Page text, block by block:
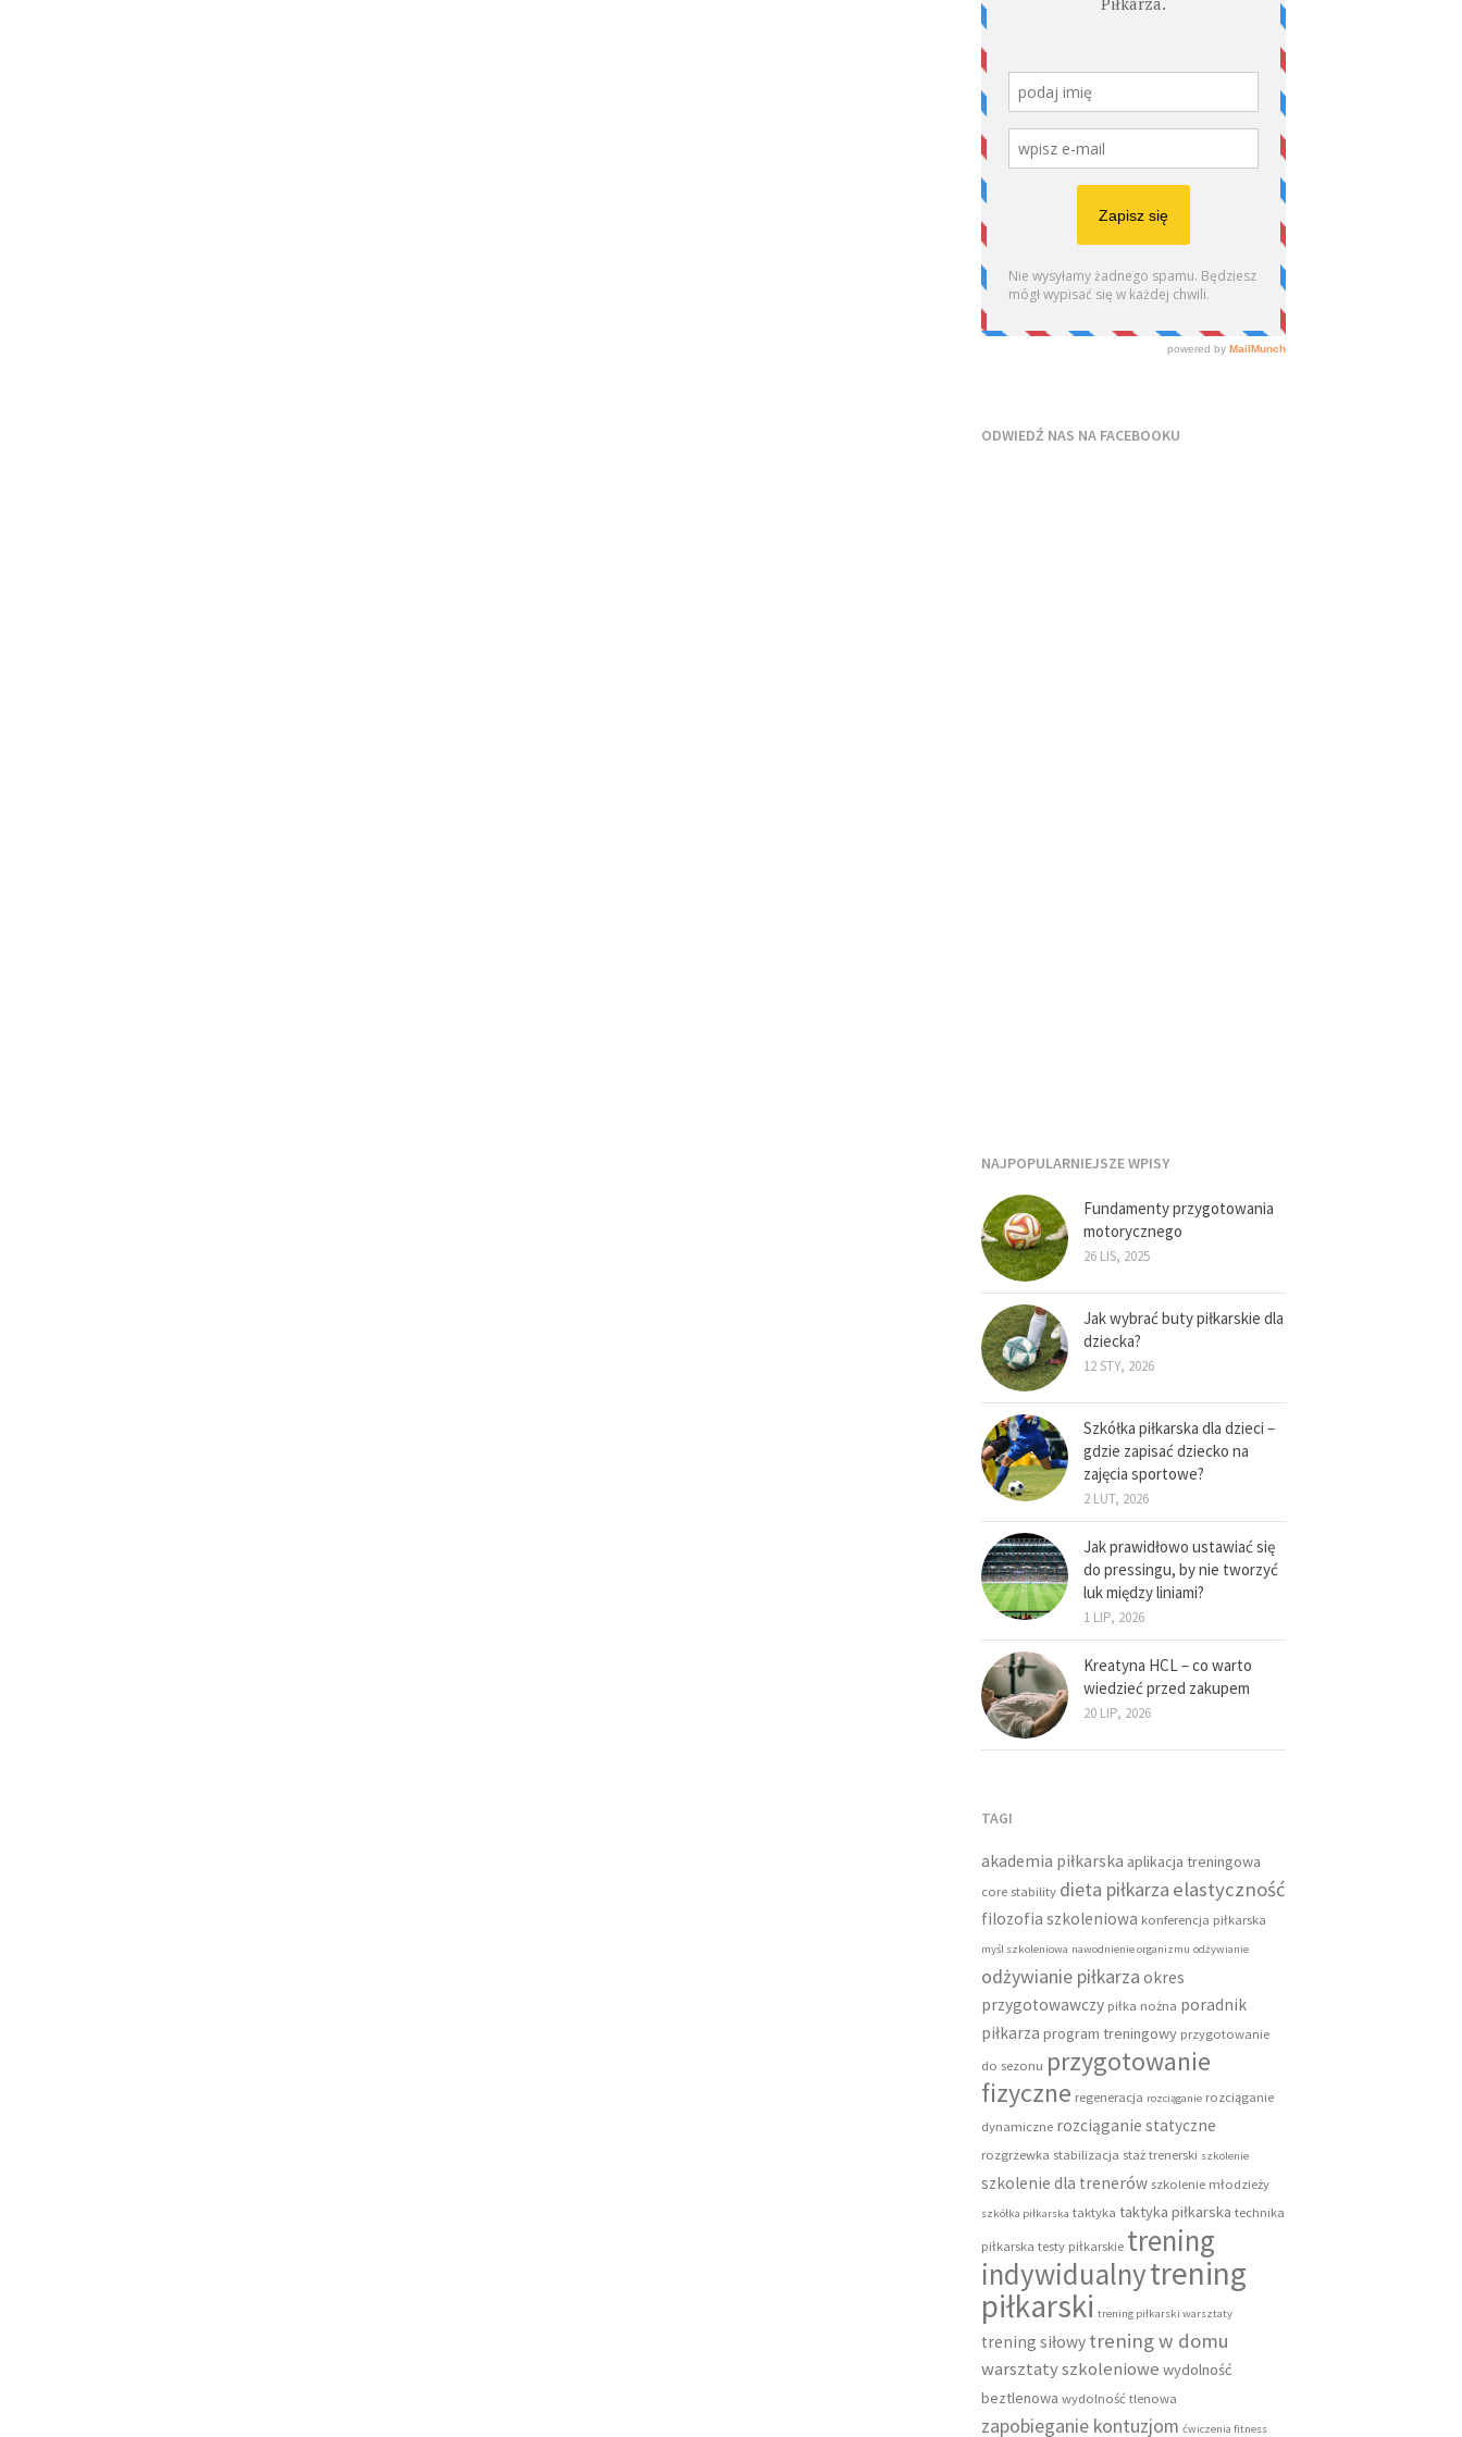
ODWIEDŹ NAS NA FACEBOOKU
NAJPOPULARNIEJSZE WPISY
Fundamenty przygotowania
motorycznego
26 LIS, 2025
Jak wybrać buty piłkarskie dla
dziecka?
12 STY, 2026
Szkółka piłkarska dla dzieci –
gdzie zapisać dziecko na
zajęcia sportowe?
2 LUT, 2026
Jak prawidłowo ustawiać się
do pressingu, by nie tworzyć
luk między liniami?
1 LIP, 2026
Kreatyna HCL – co warto
wiedzieć przed zakupem
20 LIP, 2026
TAGI
akademia piłkarska aplikacja treningowa
core stability dieta piłkarza elastyczność
filozofia szkoleniowa konferencja piłkarska
myśl szkoleniowa nawodnienie organizmu odżywianie
odżywianie piłkarza okres
przygotowawczy piłka nożna poradnik
piłkarza program treningowy przygotowanie
do sezonu przygotowanie
fizyczne regeneracja rozciąganie rozciąganie
dynamiczne rozciąganie statyczne
rozgrzewka stabilizacja staż trenerski szkolenie
szkolenie dla trenerów szkolenie młodzieży
szkółka piłkarska taktyka taktyka piłkarska technika
piłkarska testy piłkarskie trening
indywidualnytrening
piłkarski trening piłkarski warsztaty
trening siłowy trening w domu
warsztaty szkoleniowe wydolność
beztlenowa wydolność tlenowa
zapobieganie kontuzjom ćwiczenia fitness